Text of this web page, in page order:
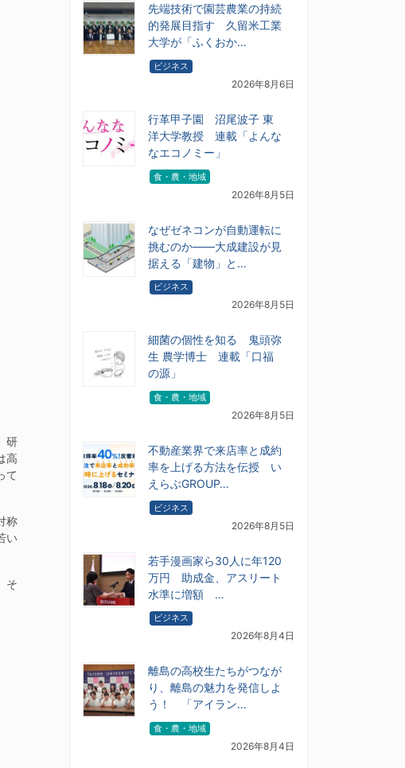
研
高
て
称
い
そ
先端技術で園芸農業の持続
的発展目指す 久留米工業
大学が「ふくおか…
ビジネス
2026年8月6日
行革甲子園 沼尾波子 東
洋大学教授 連載「よんな
なエコノミー」
食・農・地域
2026年8月5日
なぜゼネコンが自動運転に
挑むのか――大成建設が見
据える「建物」と…
ビジネス
2026年8月5日
細菌の個性を知る 鬼頭弥
生 農学博士 連載「口福
の源」
食・農・地域
2026年8月5日
不動産業界で来店率と成約
率を上げる方法を伝授 い
えらぶGROUP…
ビジネス
2026年8月5日
若手漫画家ら30人に年120
万円 助成金、アスリート
水準に増額 …
ビジネス
2026年8月4日
離島の高校生たちがつなが
り、離島の魅力を発信しよ
う！ 「アイラン…
食・農・地域
2026年8月4日